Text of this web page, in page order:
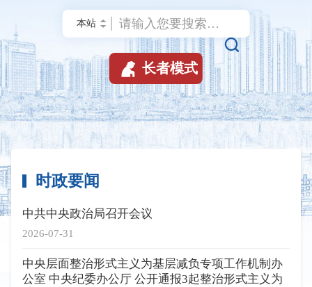

 长者模式
时政要闻
2026-07-31
中共中央政治局召开会议
中央层面整治形式主义为基层减负专项工作机制办
公室 中央纪委办公厅 公开通报3起整治形式主义为